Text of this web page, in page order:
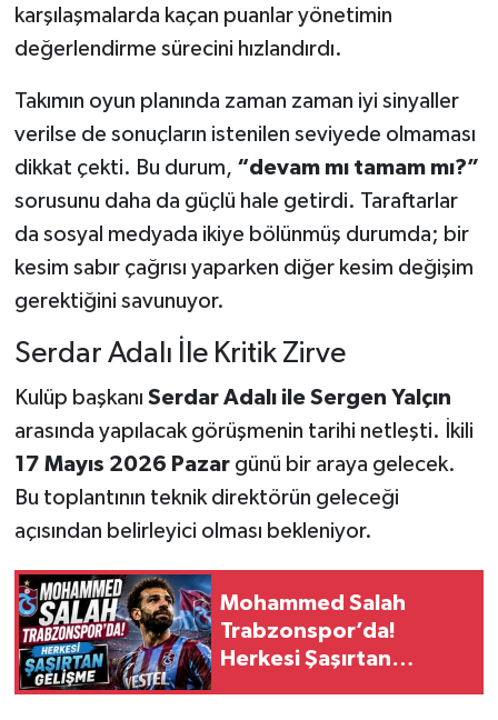
karşılaşmalarda kaçan puanlar yönetimin
değerlendirme sürecini hızlandırdı.
Takımın oyun planında zaman zaman iyi sinyaller
verilse de sonuçların istenilen seviyede olmaması
dikkat çekti. Bu durum, “devam mı tamam mı?”
sorusunu daha da güçlü hale getirdi. Taraftarlar
da sosyal medyada ikiye bölünmüş durumda; bir
kesim sabır çağrısı yaparken diğer kesim değişim
gerektiğini savunuyor.
Serdar Adalı İle Kritik Zirve
Kulüp başkanı Serdar Adalı ile Sergen Yalçın
arasında yapılacak görüşmenin tarihi netleşti. İkili
17 Mayıs 2026 Pazargünü bir araya gelecek.
Bu toplantının teknik direktörün geleceği
açısından belirleyici olması bekleniyor.
Mohammed Salah
Trabzonspor’da!
Herkesi Şaşırtan